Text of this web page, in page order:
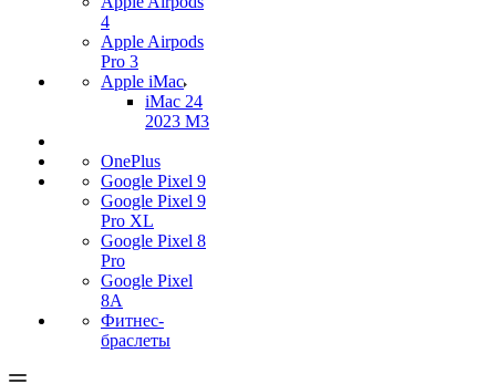
4
Apple Airpods
Pro 3
Apple iMac
iMac 24
2023 M3
OnePlus
Google Pixel 9
Google Pixel 9
Pro XL
Google Pixel 8
Pro
Google Pixel
8A
Фитнес-
браслеты